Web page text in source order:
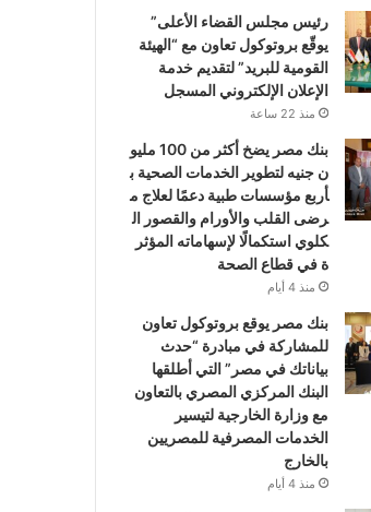
رئيس مجلس القضاء الأعلى”
يوقّع بروتوكول تعاون مع “الهيئة
القومية للبريد” لتقديم خدمة
الإعلان الإلكتروني المسجل
منذ 22 ساعة
بنك مصر يضخ أكثر من 100 مليو
ن جنيه لتطوير الخدمات الصحية ب
أربع مؤسسات طبية دعمًا لعلاج م
رضى القلب والأورام والقصور ال
كلوي استكمالًا لإسهاماته المؤثر
ة في قطاع الصحة
منذ 4 أيام
بنك مصر يوقع بروتوكول تعاون
للمشاركة في مبادرة “حدث
بياناتك في مصر” التي أطلقها
البنك المركزي المصري بالتعاون
مع وزارة الخارجية لتيسير
الخدمات المصرفية للمصريين
بالخارج
منذ 4 أيام